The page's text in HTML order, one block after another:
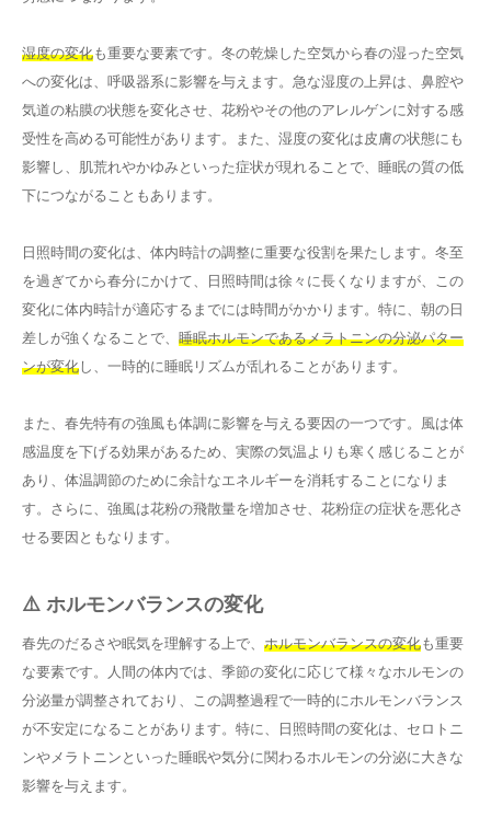
湿度の変化も重要な要素です。冬の乾燥した空気から春の湿った空気
への変化は、呼吸器系に影響を与えます。急な湿度の上昇は、鼻腔や
気道の粘膜の状態を変化させ、花粉やその他のアレルゲンに対する感
受性を高める可能性があります。また、湿度の変化は皮膚の状態にも
影響し、肌荒れやかゆみといった症状が現れることで、睡眠の質の低
下につながることもあります。
日照時間の変化は、体内時計の調整に重要な役割を果たします。冬至
を過ぎてから春分にかけて、日照時間は徐々に長くなりますが、この
変化に体内時計が適応するまでには時間がかかります。特に、朝の日
差しが強くなることで、 睡眠ホルモンであるメラトニンの分泌パター
ンが変化し、一時的に睡眠リズムが乱れることがあります。
また、春先特有の強風も体調に影響を与える要因の一つです。風は体
感温度を下げる効果があるため、実際の気温よりも寒く感じることが
あり、体温調節のために余計なエネルギーを消耗することになりま
す。さらに、強風は花粉の飛散量を増加させ、花粉症の症状を悪化さ
せる要因ともなります。
⚠️ ホルモンバランスの変化
春先のだるさや眠気を理解する上で、 ホルモンバランスの変化も重要
な要素です。人間の体内では、季節の変化に応じて様々なホルモンの
分泌量が調整されており、この調整過程で一時的にホルモンバランス
が不安定になることがあります。特に、日照時間の変化は、セロトニ
ンやメラトニンといった睡眠や気分に関わるホルモンの分泌に大きな
影響を与えます。